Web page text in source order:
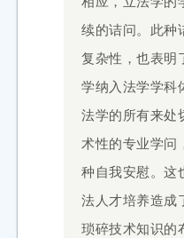
续的诘问。此种
复杂性，也表明
学纳入法学学科
法学的所有来处
术性的专业学问
种自我安慰。这
法人才培养造成
琐碎技术知识的